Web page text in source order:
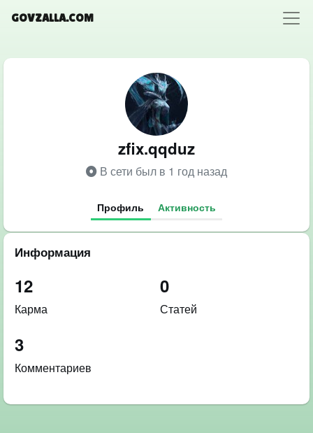
GOVZALLA.COM
zfix.qqduz
В сети был в 1 год назад
Профиль Активность
Информация
12
Карма
0
Статей
3
Комментариев